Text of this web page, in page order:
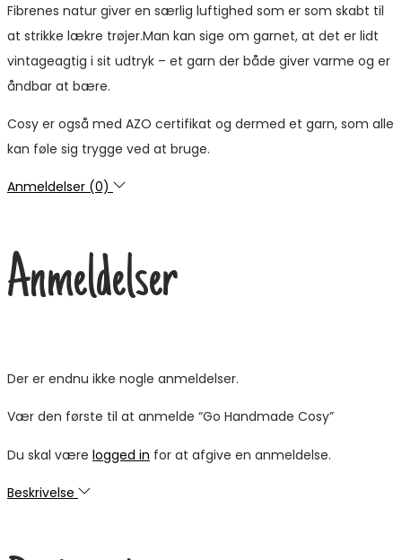
Fibrenes natur giver en særlig luftighed som er som skabt til
at strikke lækre trøjer.Man kan sige om garnet, at det er lidt
vintageagtig i sit udtryk – et garn der både giver varme og er
åndbar at bære.
Cosy er også med AZO certifikat og dermed et garn, som alle
kan føle sig trygge ved at bruge.
Anmeldelser (0)
Anmeldelser
Der er endnu ikke nogle anmeldelser.
Vær den første til at anmelde “Go Handmade Cosy”
Du skal være logged in for at afgive en anmeldelse.
Beskrivelse